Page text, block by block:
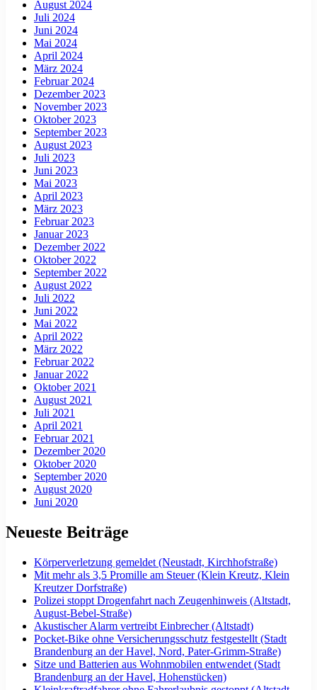
August 2024
Juli 2024
Juni 2024
Mai 2024
April 2024
März 2024
Februar 2024
Dezember 2023
November 2023
Oktober 2023
September 2023
August 2023
Juli 2023
Juni 2023
Mai 2023
April 2023
März 2023
Februar 2023
Januar 2023
Dezember 2022
Oktober 2022
September 2022
August 2022
Juli 2022
Juni 2022
Mai 2022
April 2022
März 2022
Februar 2022
Januar 2022
Oktober 2021
August 2021
Juli 2021
April 2021
Februar 2021
Dezember 2020
Oktober 2020
September 2020
August 2020
Juni 2020
Neueste Beiträge
Körperverletzung gemeldet (Neustadt, Kirchhofstraße)
Mit mehr als 3,5 Promille am Steuer (Klein Kreutz, Klein
Kreutzer Dorfstraße)
Polizei stoppt Drogenfahrt nach Zeugenhinweis (Altstadt,
August-Bebel-Straße)
Akustischer Alarm vertreibt Einbrecher (Altstadt)
Pocket-Bike ohne Versicherungsschutz festgestellt (Stadt
Brandenburg an der Havel, Nord, Pater-Grimm-Straße)
Sitze und Batterien aus Wohnmobilen entwendet (Stadt
Brandenburg an der Havel, Hohenstücken)